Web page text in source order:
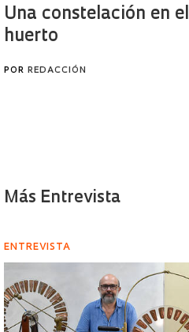
Una constelación en el
huerto
POR REDACCIÓN
Más Entrevista
ENTREVISTA